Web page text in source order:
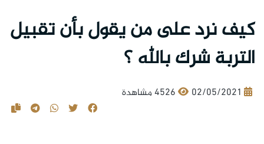
كيف نرد على من يقول بأن تقبيل
التربة شرك بالله ؟
02/05/2021 4526 مشاهدة